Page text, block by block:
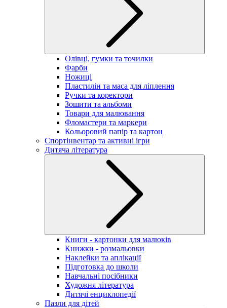
Олівці, гумки та точилки
Фарби
Ножиці
Пластилін та маса для ліплення
Ручки та коректори
Зошити та альбоми
Товари для малювання
Фломастери та маркери
Кольоровий папір та картон
Спортінвентар та активні ігри
Дитяча література
Книги - картонки для малюків
Книжки - розмальовки
Наклейки та аплікації
Підготовка до школи
Навчальні посібники
Художня література
Дитячі енциклопедії
Пазли для дітей